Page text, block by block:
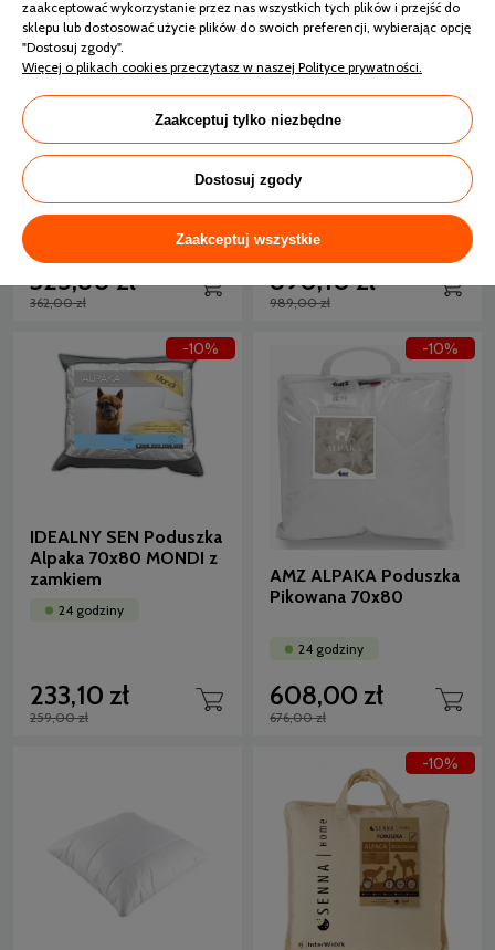
Inter-Widex Poduszka
325,80 zł
362,00 zł
My Alpaca Poduszka
Alpaka 50 x 70
10 dni
890,10 zł
989,00 zł
IDEALNY SEN Poduszka
Alpaka 70x80 MONDI z
zamkiem
24 godziny
233,10 zł
259,00 zł
-10%
AMZ ALPAKA Poduszka
Pikowana 70x80
24 godziny
608,00 zł
676,00 zł
-10%
-10%
zaakceptować wykorzystanie przez nas wszystkich tych plików i przejść do
sklepu lub dostosować użycie plików do swoich preferencji, wybierając opcję
"Dostosuj zgody".
Więcej o plikach cookies przeczytasz w naszej Polityce prywatności.
Zaakceptuj tylko niezbędne
Dostosuj zgody
Zaakceptuj wszystkie